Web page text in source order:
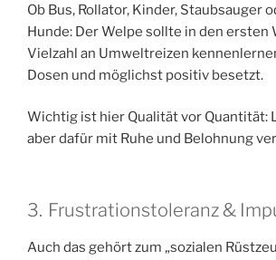
Ob Bus, Rollator, Kinder, Staubsauger
Hunde: Der Welpe sollte in den ersten
Vielzahl an Umweltreizen
Dosen und möglichst positiv besetzt.
Wichtig ist hier Qualität vor Quantität:
aber dafür mit Ruhe und Belohnung
3. Frustrationstoleranz &
Auch das gehört zum „sozialen